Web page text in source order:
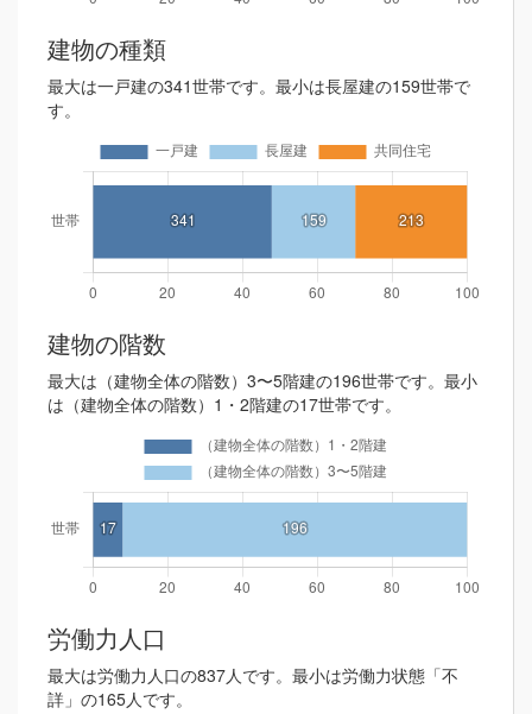
建物の種類
最大は一戸建の341世帯です。最小は長屋建の159世帯で
す。
建物の階数
最大は（建物全体の階数）3〜5階建の196世帯です。最小
は（建物全体の階数）1・2階建の17世帯です。
労働力人口
最大は労働力人口の837人です。最小は労働力状態「不
詳」の165人です。